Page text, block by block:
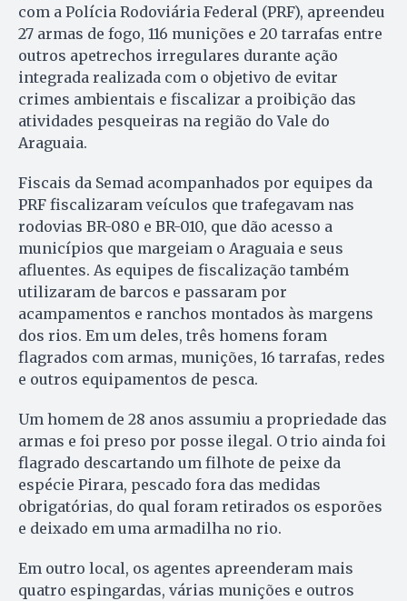
com a Polícia Rodoviária Federal (PRF), apreendeu
27 armas de fogo, 116 munições e 20 tarrafas entre
outros apetrechos irregulares durante ação
integrada realizada com o objetivo de evitar
crimes ambientais e fiscalizar a proibição das
atividades pesqueiras na região do Vale do
Araguaia.
Fiscais da Semad acompanhados por equipes da
PRF fiscalizaram veículos que trafegavam nas
rodovias BR-080 e BR-010, que dão acesso a
municípios que margeiam o Araguaia e seus
afluentes. As equipes de fiscalização também
utilizaram de barcos e passaram por
acampamentos e ranchos montados às margens
dos rios. Em um deles, três homens foram
flagrados com armas, munições, 16 tarrafas, redes
e outros equipamentos de pesca.
Um homem de 28 anos assumiu a propriedade das
armas e foi preso por posse ilegal. O trio ainda foi
flagrado descartando um filhote de peixe da
espécie Pirara, pescado fora das medidas
obrigatórias, do qual foram retirados os esporões
e deixado em uma armadilha no rio.
Em outro local, os agentes apreenderam mais
quatro espingardas, várias munições e outros